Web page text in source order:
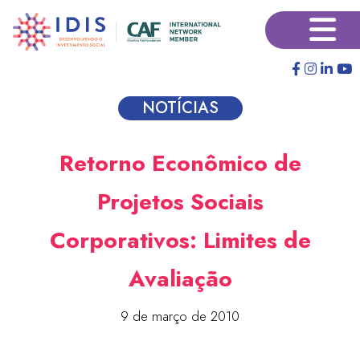
para
×
NOTÍCIAS
Retorno Econômico de
Projetos Sociais
Corporativos: Limites de
Avaliação
9 de março de 2010